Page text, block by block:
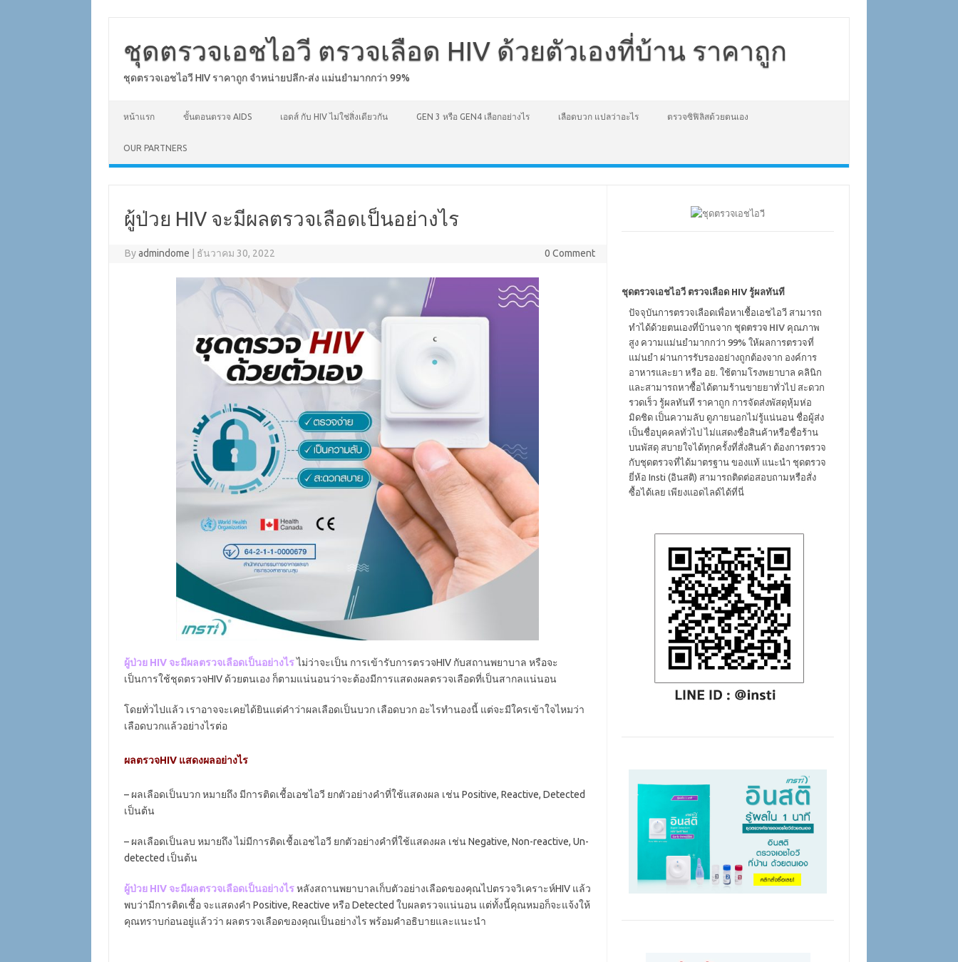
ชุดตรวจเอชไอวี ตรวจเลือด HIV ด้วยตัวเองที่บ้าน ราคาถูก
ชุดตรวจเอชไอวี HIV ราคาถูก จำหน่ายปลีก-ส่ง แม่นยำมากกว่า 99%
หน้าแรก ขั้นตอนตรวจ AIDS เอดส์ กับ HIV ไม่ใช่สิ่งเดียวกัน GEN 3 หรือ GEN4 เลือกอย่างไร เลือดบวก แปลว่าอะไร ตรวจซิฟิลิสด้วยตนเอง
OUR PARTNERS
ผู้ป่วย HIV จะมีผลตรวจเลือดเป็นอย่างไร
Byadmindome ธันวาคม 30, 2022 0 Comment
ผู้ป่วย HIV จะมีผลตรวจเลือดเป็นอย่างไรไม่ว่าจะเป็น การเข้ารับการตรวจHIV กับสถานพยาบาล หรือจะ
เป็นการใช้ชุดตรวจHIV ด้วยตนเอง ก็ตามแน่นอนว่าจะต้องมีการแสดงผลตรวจเลือดที่เป็นสากลแน่นอน
โดยทั่วไปแล้ว เราอาจจะเคยได้ยินแต่คำว่าผลเลือดเป็นบวก เลือดบวก อะไรทำนองนี้ แต่จะมีใครเข้าใจไหมว่า
เลือดบวกแล้วอย่างไรต่อ
ผลตรวจHIV แสดงผลอย่างไร
– ผลเลือดเป็นบวก หมายถึง มีการติดเชื้อเอชไอวี ยกตัวอย่างคำที่ใช้แสดงผล เช่น Positive, Reactive, Detected
เป็นต้น
– ผลเลือดเป็นลบ หมายถึง ไม่มีการติดเชื้อเอชไอวี ยกตัวอย่างคำที่ใช้แสดงผล เช่น Negative, Non-reactive, Un-
detected เป็นต้น
ผู้ป่วย HIV จะมีผลตรวจเลือดเป็นอย่างไรหลังสถานพยาบาลเก็บตัวอย่างเลือดของคุณไปตรวจวิเคราะห์HIV แล้ว
พบว่ามีการติดเชื้อ จะแสดงคำ Positive, Reactive หรือ Detected ใบผลตรวจแน่นอน แต่ทั้งนี้คุณหมอก็จะแจ้งให้
คุณทราบก่อนอยู่แล้วว่า ผลตรวจเลือดของคุณเป็นอย่างไร พร้อมคำอธิบายและแนะนำ
ชุดตรวจเอชไอวี ตรวจเลือด HIV รู้ผลทันที
ปัจจุบันการตรวจเลือดเพื่อหาเชื้อเอชไอวี สามารถ
ทำได้ด้วยตนเองที่บ้านจาก ชุดตรวจ HIV คุณภาพ
สูง ความแม่นยำมากกว่า 99% ให้ผลการตรวจที่
แม่นยำ ผ่านการรับรองอย่างถูกต้องจาก องค์การ
อาหารและยา หรือ อย. ใช้ตามโรงพยาบาล คลินิก
และสามารถหาซื้อได้ตามร้านขายยาทั่วไป สะดวก
รวดเร็ว รู้ผลทันที ราคาถูก การจัดส่งพัสดุหุ้มห่อ
มิดชิด เป็นความลับ ดูภายนอกไม่รู้แน่นอน ชื่อผู้ส่ง
เป็นชื่อบุคคลทั่วไป ไม่แสดงชื่อสินค้าหรือชื่อร้าน
บนพัสดุ สบายใจได้ทุกครั้งที่สั่งสินค้า ต้องการตรวจ
กับชุดตรวจที่ได้มาตรฐาน ของแท้ แนะนำ ชุดตรวจ
ยี่ห้อ Insti (อินสติ) สามารถติดต่อสอบถามหรือสั่ง
ซื้อได้เลย เพียงแอดไลด์ได้ที่นี่